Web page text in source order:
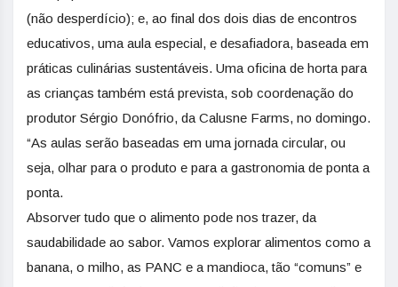
(não desperdício); e, ao final dos dois dias de encontros
educativos, uma aula especial, e desafiadora, baseada em
práticas culinárias sustentáveis. Uma oficina de horta para
as crianças também está prevista, sob coordenação do
produtor Sérgio Donófrio, da Calusne Farms, no domingo.
“As aulas serão baseadas em uma jornada circular, ou
seja, olhar para o produto e para a gastronomia de ponta a
ponta.
Absorver tudo que o alimento pode nos trazer, da
saudabilidade ao sabor. Vamos explorar alimentos como a
banana, o milho, as PANC e a mandioca, tão “comuns” e